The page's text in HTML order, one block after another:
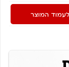
לעמוד המוצר